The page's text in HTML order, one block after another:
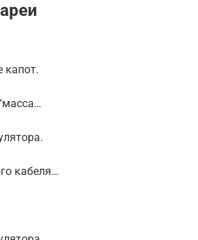
капот.
кабеля…